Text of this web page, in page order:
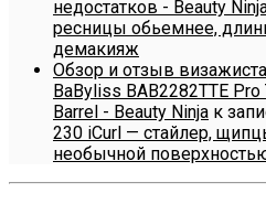
недостатков - Beauty
ресницы обьемнее,
демакияж
Обзор и отзыв
BaByliss BAB2282TTE
Barrel - Beauty Ninja к
230 iCurl — стайлер,
необычной